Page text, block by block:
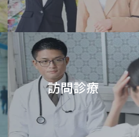
訪問診療